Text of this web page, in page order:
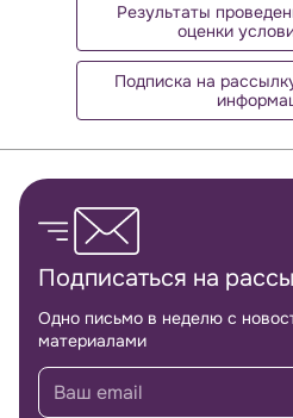
Результаты
оценки
Подписка на
Обратная связь
Подписаться на
Одно письмо в неделю с
материалами